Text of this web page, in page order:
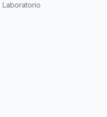
Laboratorio